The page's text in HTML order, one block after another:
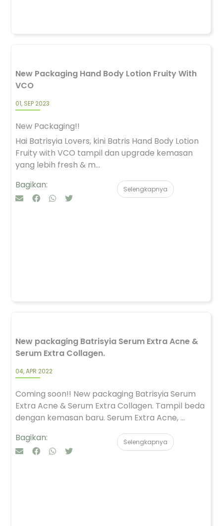
New Packaging Hand Body Lotion Fruity With
VCO
01, SEP 2023
New Packaging!!
Hai Batrisyia Lovers, kini Batris Hand Body Lotion
Fruity with VCO tampil dan upgrade kemasan
yang lebih fresh & m...
Bagikan:
Selengkapnya
New packaging Batrisyia Serum Extra Acne &
Serum Extra Collagen.
04, APR 2022
Coming soon!! New packaging Batrisyia Serum
Extra Acne & Serum Extra Collagen. Tampil beda
dengan kemasan baru. Serum Extra Acne, ...
Bagikan:
Selengkapnya